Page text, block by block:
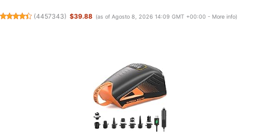
(4457343) $39.88 (as of Agosto 8, 2026 14:09 GMT +00:00 - More info)